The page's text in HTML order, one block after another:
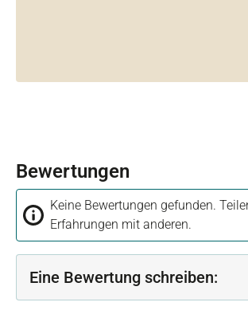
Bewertungen
Keine Bewertungen gefunden.
Erfahrungen mit anderen.
Eine Bewertung schreiben: